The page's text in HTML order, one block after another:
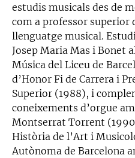
estudis musicals des de
com a professor superior
llenguatge musical.
Josep Maria Mas i Bonet
Música del Liceu de
d’Honor Fi de Carrera i
Superior (1988), i
coneixements d’orgue
Montserrat Torrent
Història de l’Art i
Autònoma de Barcelona